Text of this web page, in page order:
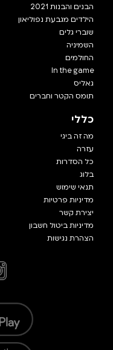
הבנים והבנות 2021
הילדים מגבעת נפוליאון
שוברי גלים
השמיניה
החולמים
In the game
גאליס
תומס הקטר וחברים
כללי
מה זה ביגי
עזרה
כל הסדרות
בלוג
תנאי שימוש
מדיניות פרטיות
יצירת קשר
מדיניות ביטול חשבון
הצהרת נגישות